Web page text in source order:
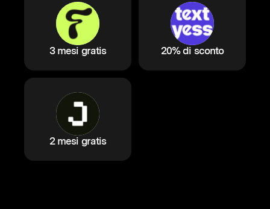
3 mesi gratis 20% di sconto
2 mesi gratis